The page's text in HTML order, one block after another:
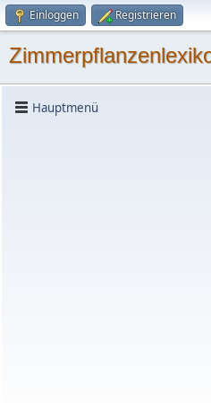
Einloggen Registrieren
Hauptmenü